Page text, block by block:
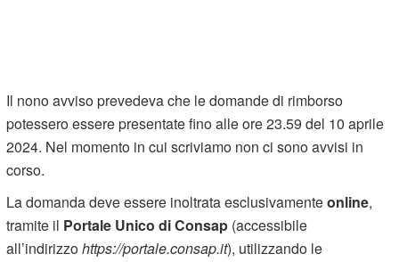
Il nono avviso prevedeva che le domande di rimborso
potessero essere presentate fino alle ore 23.59 del 10 aprile
2024. Nel momento in cui scriviamo non ci sono avvisi in
corso.
La domanda deve essere inoltrata esclusivamenteonline,
tramite il Portale Unico di Consap (accessibile
all’indirizzohttps://portale.consap.it), utilizzando le